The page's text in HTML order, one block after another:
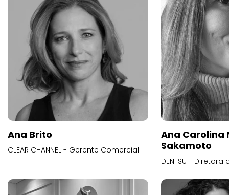
Ana Brito
CLEAR CHANNEL - Gerente Comercial
Ana Carolina
Sakamoto
DENTSU -